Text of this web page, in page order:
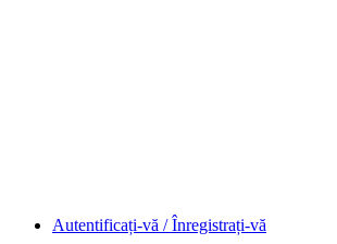
Autentificați-vă / Înregistrați-vă